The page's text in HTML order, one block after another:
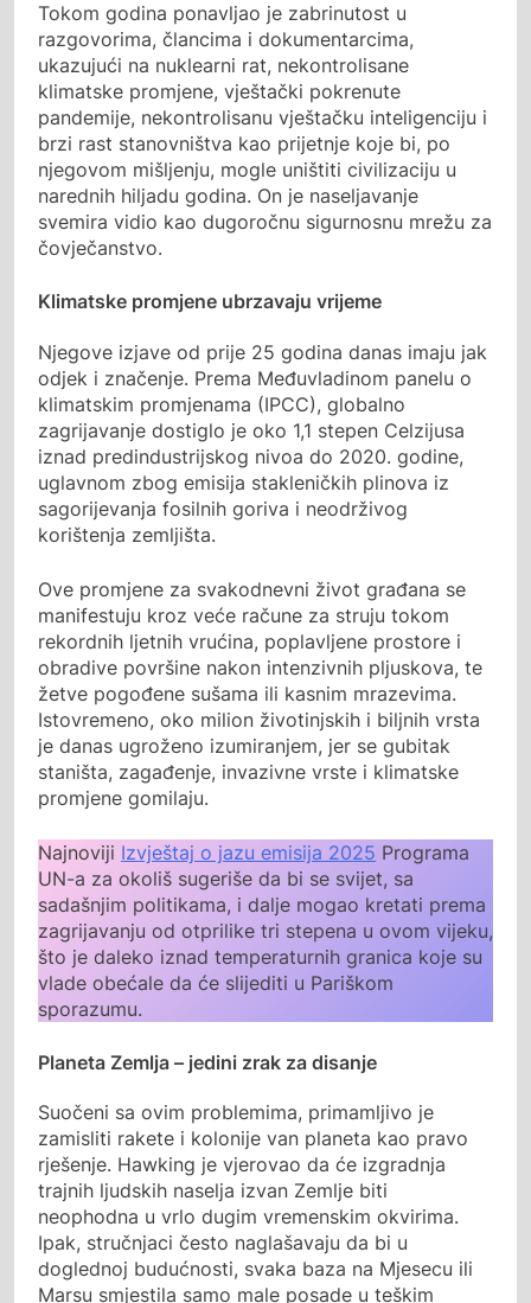
Tokom godina ponavljao je zabrinutost u
razgovorima, člancima i dokumentarcima,
ukazujući na nuklearni rat, nekontrolisane
klimatske promjene, vještački pokrenute
pandemije, nekontrolisanu vještačku inteligenciju i
brzi rast stanovništva kao prijetnje koje bi, po
njegovom mišljenju, mogle uništiti civilizaciju u
narednih hiljadu godina. On je naseljavanje
svemira vidio kao dugoročnu sigurnosnu mrežu za
čovječanstvo.
Klimatske promjene ubrzavaju vrijeme
Njegove izjave od prije 25 godina danas imaju jak
odjek i značenje. Prema Međuvladinom panelu o
klimatskim promjenama (IPCC), globalno
zagrijavanje dostiglo je oko 1,1 stepen Celzijusa
iznad predindustrijskog nivoa do 2020. godine,
uglavnom zbog emisija stakleničkih plinova iz
sagorijevanja fosilnih goriva i neodrživog
korištenja zemljišta.
Ove promjene za svakodnevni život građana se
manifestuju kroz veće račune za struju tokom
rekordnih ljetnih vrućina, poplavljene prostore i
obradive površine nakon intenzivnih pljuskova, te
žetve pogođene sušama ili kasnim mrazevima.
Istovremeno, oko milion životinjskih i biljnih vrsta
je danas ugroženo izumiranjem, jer se gubitak
staništa, zagađenje, invazivne vrste i klimatske
promjene gomilaju.
Najnoviji Izvještaj o jazu emisija 2025 Programa
UN-a za okoliš sugeriše da bi se svijet, sa
sadašnjim politikama, i dalje mogao kretati prema
zagrijavanju od otprilike tri stepena u ovom vijeku,
što je daleko iznad temperaturnih granica koje su
vlade obećale da će slijediti u Pariškom
sporazumu.
Planeta Zemlja – jedini zrak za disanje
Suočeni sa ovim problemima, primamljivo je
zamisliti rakete i kolonije van planeta kao pravo
rješenje. Hawking je vjerovao da će izgradnja
trajnih ljudskih naselja izvan Zemlje biti
neophodna u vrlo dugim vremenskim okvirima.
Ipak, stručnjaci često naglašavaju da bi u
doglednoj budućnosti, svaka baza na Mjesecu ili
Marsu smjestila samo male posade u teškim